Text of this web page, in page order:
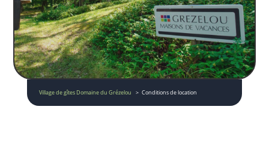
Village de gîtes Domaine du Grézelou Conditions de location